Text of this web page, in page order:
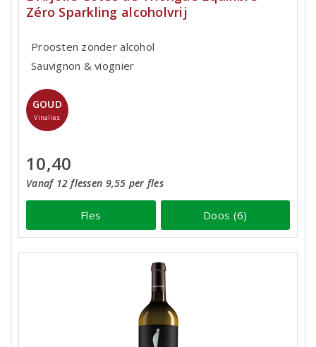
Zéro Sparkling alcoholvrij
Proosten zonder alcohol
Sauvignon & viognier
GOUD
Vinalies
10,40
Vanaf 12 flessen 9,55 per fles
Fles Doos (6)